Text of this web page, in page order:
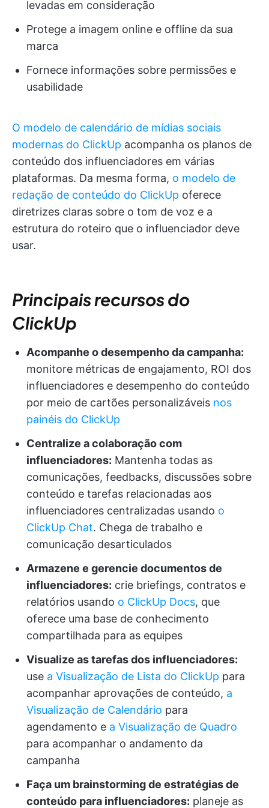
levadas em consideração
Protege a imagem online e offline da sua
marca
Fornece informações sobre permissões e
usabilidade
O modelo de calendário de mídias sociais
modernas do ClickUp acompanha os planos de
conteúdo dos influenciadores em várias
plataformas. Da mesma forma, o modelo de
redação de conteúdo do ClickUp oferece
diretrizes claras sobre o tom de voz e a
estrutura do roteiro que o influenciador deve
usar.
Principais recursos do
ClickUp
Acompanhe o desempenho da campanha:
monitore métricas de engajamento, ROI dos
influenciadores e desempenho do conteúdo
por meio de cartões personalizáveis nos
painéis do ClickUp
Centralize a colaboração com
influenciadores: Mantenha todas as
comunicações, feedbacks, discussões sobre
conteúdo e tarefas relacionadas aos
influenciadores centralizadas usando o
ClickUp Chat. Chega de trabalho e
comunicação desarticulados
Armazene e gerencie documentos de
influenciadores: crie briefings, contratos e
relatórios usando o ClickUp Docs, que
oferece uma base de conhecimento
compartilhada para as equipes
Visualize as tarefas dos influenciadores:
use a Visualização de Lista do ClickUp para
acompanhar aprovações de conteúdo, a
Visualização de Calendário para
agendamento e a Visualização de Quadro
para acompanhar o andamento da
campanha
Faça um brainstorming de estratégias de
conteúdo para influenciadores: planeje as